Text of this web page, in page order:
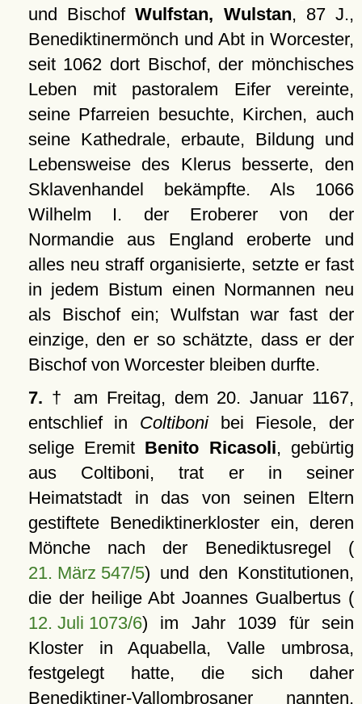
und BischofWulfstan, Wulstan, 87 J.,
Benediktinermönch und Abt in Worcester,
seit 1062 dort Bischof, der mönchisches
Leben mit pastoralem Eifer vereinte,
seine Pfarreien besuchte, Kirchen, auch
seine Kathedrale, erbaute, Bildung und
Lebensweise des Klerus besserte, den
Sklavenhandel bekämpfte. Als 1066
Wilhelm I. der Eroberer von der
Normandie aus England eroberte und
alles neu straff organisierte, setzte er fast
in jedem Bistum einen Normannen neu
als Bischof ein; Wulfstan war fast der
einzige, den er so schätzte, dass er der
Bischof von Worcester bleiben durfte.
7. † am Freitag, dem 20. Januar 1167,
entschlief in Coltibonibei Fiesole, der
selige Eremit Benito Ricasoli, gebürtig
aus Coltiboni, trat er in seiner
Heimatstadt in das von seinen Eltern
gestiftete Benediktinerkloster ein, deren
Mönche nach der Benediktusregel (
21. März 547/5) und den Konstitutionen,
die der heilige Abt Joannes Gualbertus (
12. Juli 1073/6) im Jahr 1039 für sein
Kloster in Aquabella, Valle umbrosa,
festgelegt hatte, die sich daher
Benediktiner-Vallombrosaner nannten,